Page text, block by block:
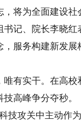
，将为全面建设社
书记、院长李晓
，服务构建新发
实干。在高校
高峰争分夺秒。
攻关中主动作为